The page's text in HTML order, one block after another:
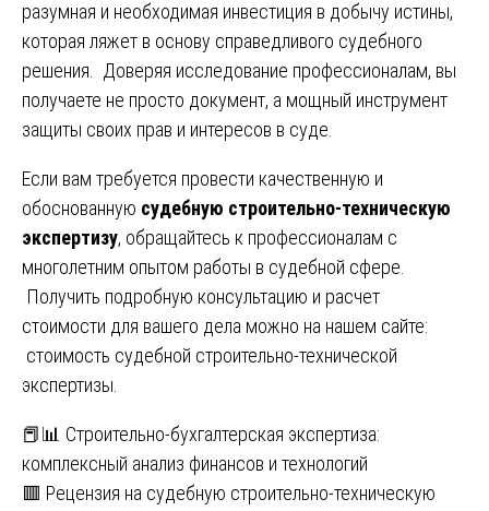
разумная и необходимая инвестиция в добычу истины,
которая ляжет в основу справедливого судебного
решения. Доверяя исследование профессионалам, вы
получаете не просто документ, а мощный инструмент
защиты своих прав и интересов в суде.
Если вам требуется провести качественную и
обоснованную судебную строительно-техническую
экспертизу, обращайтесь к профессионалам с
многолетним опытом работы в судебной сфере.
Получить подробную консультацию и расчет
стоимости для вашего дела можно на нашем сайте:
стоимость судебной строительно-технической
экспертизы
Навигация
по
📕📊 Строительно-бухгалтерская экспертиза:
комплексный анализ финансов и технологий
🟥 Рецензия на судебную строительно-техническую